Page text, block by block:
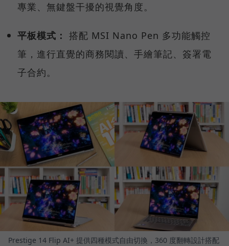
專業、無鍵盤干擾的視覺角度。
平板模式： 搭配 MSI Nano Pen 多功能觸控
筆，進行直覺的商務閱讀、手繪筆記、簽署電
子合約。
Prestige 14 Flip AI+ 提供四種模式自由切換，360 度翻轉設計搭配